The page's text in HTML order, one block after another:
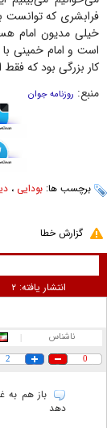
فرابشری که توانست
خیلی مدیون امام
است و امام خمینی با
کار بزرگی بود که
منبع: روزنامه جوان
برچسب ها: بودایی ،
گزارش خطا
انتشار یافته:۲
ناشناس
0
2
باز هم به
دهد